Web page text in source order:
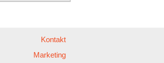
Kontakt
Marketing